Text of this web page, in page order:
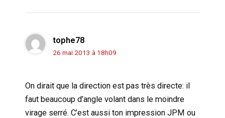
tophe78
26 mai 2013 à 18h09
On dirait que la direction est pas très directe: il
faut beaucoup d’angle volant dans le moindre
virage serré. C’est aussi ton impression JPM ou